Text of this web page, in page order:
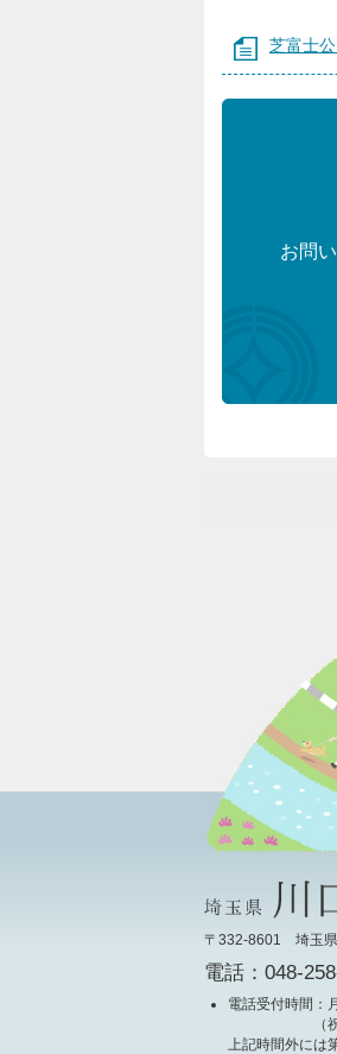
芝富士
お問
〒332-8601 埼玉県
電話：048-
電話受付時間 ：
上記時間外には